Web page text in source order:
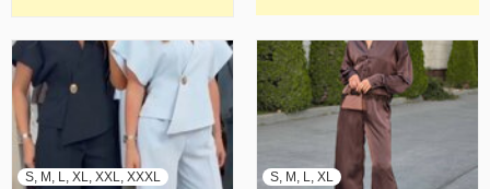
S, M, L, XL, XXL, XXXL S, M, L, XL